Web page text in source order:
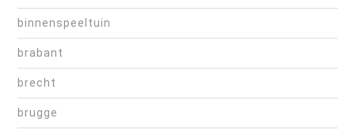
binnenspeeltuin
brabant
brecht
brugge